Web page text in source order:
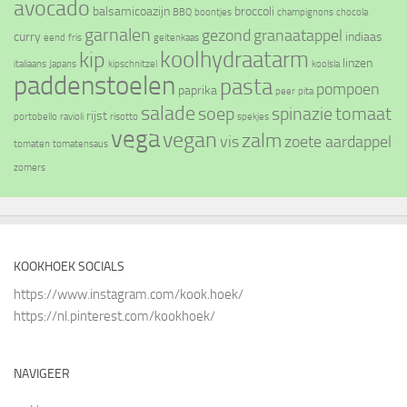
avocado balsamicoazijn BBQ boontjes broccoli champignons chocola
curry eend fris garnalen geitenkaas gezond granaatappel indiaas
italiaans Japans kip kipschnitzel koolhydraatarm koolsla linzen
paddenstoelen paprika pasta peer pita pompoen
portobello ravioli rijst risotto salade soep spekjes spinazietomaat
tomaten tomatensaus vegavegan vis zalm zoete aardappel
zomers
KOOKHOEK SOCIALS
https://www.instagram.com/kook.hoek/
https://nl.pinterest.com/kookhoek/
NAVIGEER